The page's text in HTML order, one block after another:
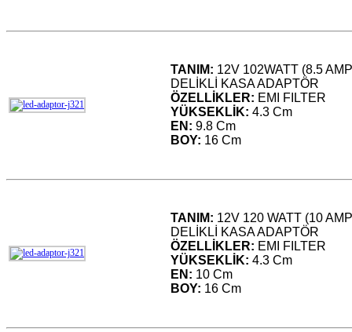
TANIM: 12V 102WATT (8.5
DELİKLİ KASA ADAPTÖR
ÖZELLİKLER: EMI FILTER
YÜKSEKLİK: 4.3 Cm
EN: 9.8 Cm
BOY: 16 Cm
TANIM: 12V 120 WATT (10
DELİKLİ KASA ADAPTÖR
ÖZELLİKLER: EMI FILTER
YÜKSEKLİK: 4.3 Cm
EN: 10 Cm
BOY: 16 Cm